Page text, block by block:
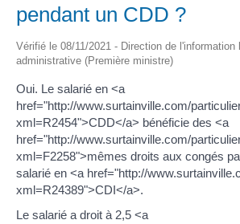
pendant un CDD ?
Vérifié le 08/11/2021 - Direction de l'information
administrative (Première ministre)
Oui. Le salarié en <a
href="http://www.surtainville.com/
xml=R2454">CDD</a> bénéficie des <a
href="http://www.surtainville.com/
xml=F2258">mêmes droits aux congés
salarié en <a href="http://
xml=R24389">CDI</a>.
Le salarié a droit à 2,5 <a